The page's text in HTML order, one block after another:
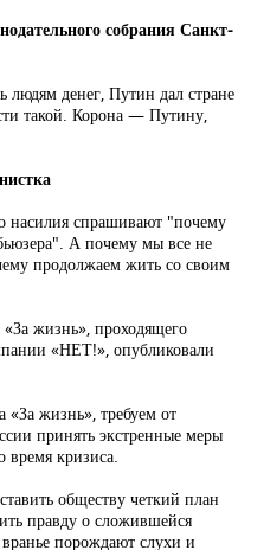
собрания Санкт-
людям денег, Путин дал стране
такой. Корона — Путину,
насилия спрашивают "почему
А почему мы все не
продолжаем жить со своим
жизнь», проходящего
«НЕТ!», опубликовали
жизнь», требуем от
принять экстренные меры
время кризиса.
обществу четкий план
правду о сложившейся
порождают слухи и